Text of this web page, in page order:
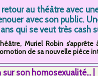
retour au théâtre avec
avec son public.
qui se veut très cash
Muriel Robin
de sa nouvelle pièce
sur son homosexualité...